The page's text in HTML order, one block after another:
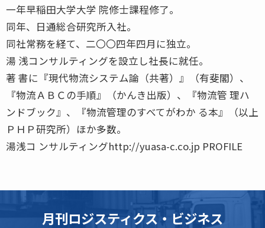
一年早稲田大学大学 院修士課程修了。
同年、日通総合研究所入社。
同社常務を経て、二〇〇四年四月に独立。
湯 浅コンサルティングを設立し社長に就任。
著 書に『現代物流システム論（共著）』（有斐閣）、
『物流ＡＢＣの手順』（かんき出版）、『物流管 理ハ
ンドブック』、『物流管理のすべてがわか る本』（以上
ＰＨＰ研究所）ほか多数。
湯浅コ ンサルティングhttp://yuasa-c.co.jp PROFILE
月刊ロジスティクス・ビジネス